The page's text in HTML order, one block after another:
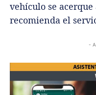
vehículo se
recomienda el
-